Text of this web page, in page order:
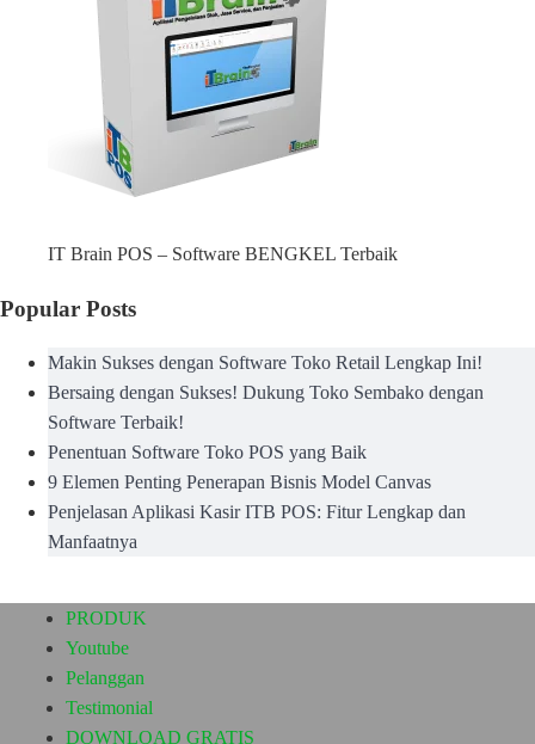
IT Brain POS – Software BENGKEL Terbaik
Popular Posts
Makin Sukses dengan Software Toko Retail Lengkap Ini!
Bersaing dengan Sukses! Dukung Toko Sembako dengan
Software Terbaik!
Penentuan Software Toko POS yang Baik
9 Elemen Penting Penerapan Bisnis Model Canvas
Penjelasan Aplikasi Kasir ITB POS: Fitur Lengkap dan
Manfaatnya
PRODUK
Youtube
Pelanggan
Testimonial
DOWNLOAD GRATIS